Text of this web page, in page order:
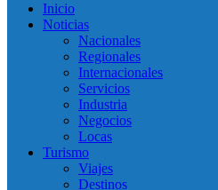
Inicio
Noticias
Nacionales
Regionales
Internacionales
Servicios
Industria
Negocios
Locas
Turismo
Viajes
Destinos